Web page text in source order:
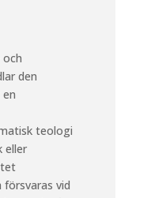
och
den
teologi
eller
vid